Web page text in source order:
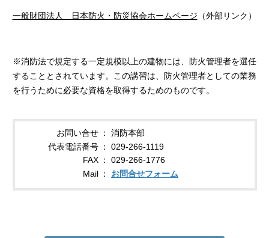
一般財団法人 日本防火・防災協会ホームページ （外部リンク）
※消防法で規定する一定規模以上の建物には、防火管理者を選任
することとされています。この講習は、防火管理者としての業務
を行うために必要な資格を取得するためのものです。
お問い合せ
消防本部
代表電話番号
029-266-1119
FAX
029-266-1776
Mail
お問合せフォーム